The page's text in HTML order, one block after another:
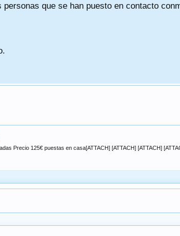
que se han puesto en contacto
Precio 125€ puestas en casa[ATTACH] [ATTACH] [ATTACH]